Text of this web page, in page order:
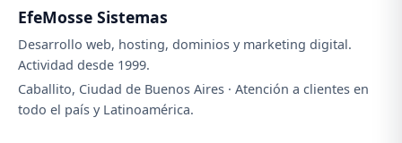
EfeMosse Sistemas
Desarrollo web, hosting, dominios y marketing digital.
Actividad desde 1999.
Caballito, Ciudad de Buenos Aires · Atención a clientes en
todo el país y Latinoamérica.